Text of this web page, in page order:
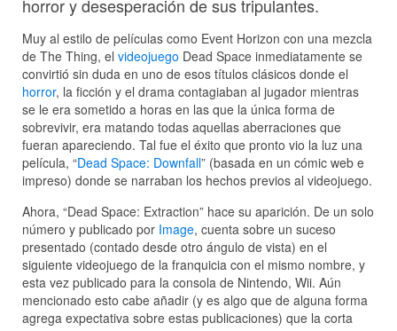
horror y desesperación de sus tripulantes.
Muy al estilo de películas como Event Horizon con una mezcla
de The Thing, el videojuego Dead Space inmediatamente se
convirtió sin duda en uno de esos títulos clásicos donde el
horror, la ficción y el drama contagiaban al jugador mientras
se le era sometido a horas en las que la única forma de
sobrevivir, era matando todas aquellas aberraciones que
fueran apareciendo. Tal fue el éxito que pronto vio la luz una
película, “Dead Space: Downfall” (basada en un cómic web e
impreso) donde se narraban los hechos previos al videojuego.
Ahora, “Dead Space: Extraction” hace su aparición. De un solo
número y publicado por Image, cuenta sobre un suceso
presentado (contado desde otro ángulo de vista) en el
siguiente videojuego de la franquicia con el mismo nombre, y
esta vez publicado para la consola de Nintendo, Wii. Aún
mencionado esto cabe añadir (y es algo que de alguna forma
agrega expectativa sobre estas publicaciones) que la corta